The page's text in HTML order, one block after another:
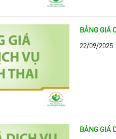
BẢNG GIÁ
22/09/2025
BẢNG GIÁ